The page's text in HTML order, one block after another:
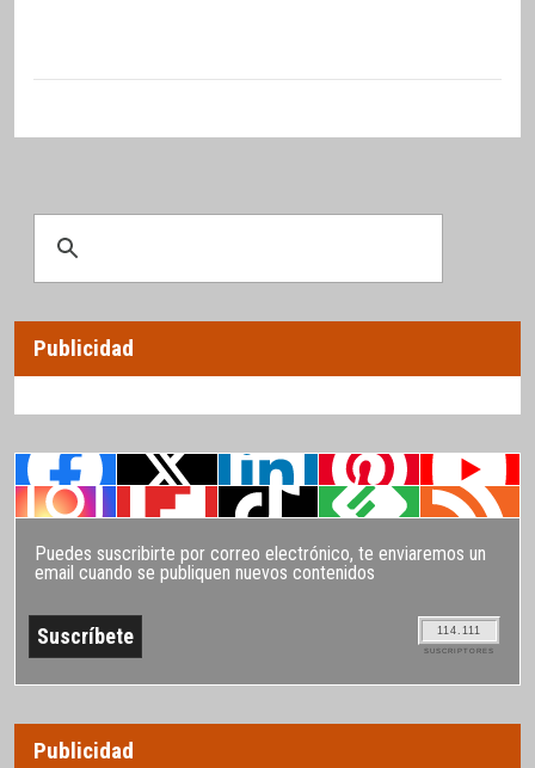
Publicidad
Puedes suscribirte por correo electrónico, te enviaremos un
email cuando se publiquen nuevos contenidos
114.111
SUSCRIPTORES
Publicidad